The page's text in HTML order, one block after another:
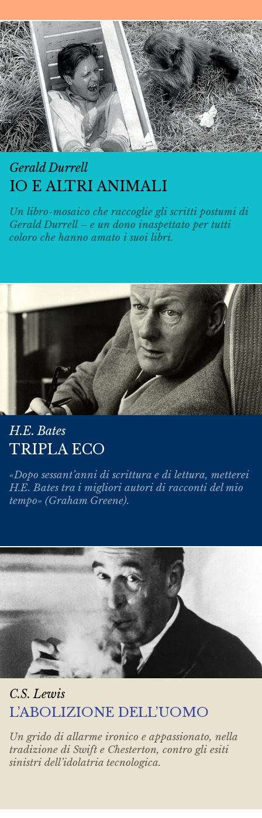
Gerald Durrell
IO E ALTRI ANIMALI
Un libro-mosaico che raccoglie gli scritti postumi di
Gerald Durrell – e un dono inaspettato per tutti
coloro che hanno amato i suoi libri.
H.E. Bates
TRIPLA ECO
«Dopo sessant’anni di scrittura e di lettura, metterei
H.E. Bates tra i migliori autori di racconti del mio
tempo» (Graham Greene).
C.S. Lewis
L’ABOLIZIONE DELL’UOMO
Un grido di allarme ironico e appassionato, nella
tradizione di Swift e Chesterton, contro gli esiti
sinistri dell’idolatria tecnologica.